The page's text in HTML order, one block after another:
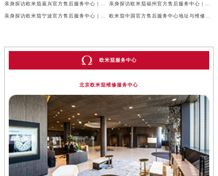
欧米茄服务中心
北京欧米茄维修服务中心